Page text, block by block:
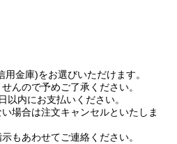
金庫)をお選びいただけます。
んので予めご了承ください。
以内にお支払いください。
場合は注文キャンセルといたしま
もあわせてご連絡ください。